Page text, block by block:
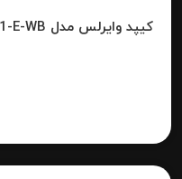
کیپد وایرلس مدل DS-PK1-E-WB